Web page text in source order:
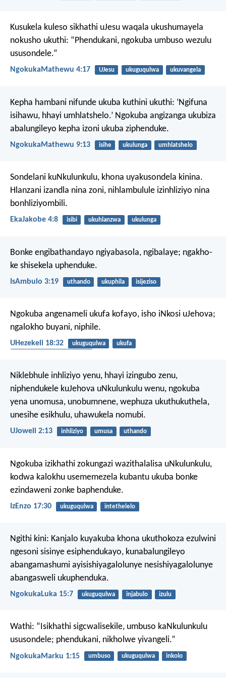
Kusukela kuleso sikhathi uJesu waqala ukushumayela
nokusho ukuthi: “Phendukani, ngokuba umbuso wezulu
ususondele.”
NgokukaMathewu 4:17 UJesu ukuguqulwa ukuvangela
Kepha hambani nifunde ukuba kuthini ukuthi: ‘Ngifuna
isihawu, hhayi umhlatshelo.’ Ngokuba angizanga ukubiza
abalungileyo kepha izoni ukuba ziphenduke.
NgokukaMathewu 9:13 isihe ukulunga umhlatshelo
Sondelani kuNkulunkulu, khona uyakusondela kinina.
Hlanzani izandla nina zoni, nihlambulule izinhliziyo nina
bonhliziyombili.
EkaJakobe 4:8 isibi ukuhlanzwa ukulunga
Bonke engibathandayo ngiyabasola, ngibalaye; ngakho-
ke shisekela uphenduke.
IsAmbulo 3:19 uthando ukuphila isijeziso
Ngokuba angenameli ukufa kofayo, isho iNkosi uJehova;
ngalokho buyani, niphile.
UHezekeli 18:32 ukuguqulwa
ukufa
Niklebhule inhliziyo yenu, hhayi izingubo zenu,
niphendukele kuJehova uNkulunkulu wenu, ngokuba
yena unomusa, unobumnene, wephuza ukuthukuthela,
unesihe esikhulu, uhawukela nomubi.
UJoweli 2:13 inhliziyo umusa uthando
Ngokuba izikhathi zokungazi wazithalalisa uNkulunkulu,
kodwa kalokhu usememezela kubantu ukuba bonke
ezindaweni zonke baphenduke.
IzEnzo 17:30 ukuguqulwa intethelelo
Ngithi kini: Kanjalo kuyakuba khona ukuthokoza ezulwini
ngesoni sisinye esiphendukayo, kunabalungileyo
abangamashumi ayisishiyagalolunye nesishiyagalolunye
abangasweli ukuphenduka.
NgokukaLuka 15:7 ukuguqulwa injabulo izulu
Wathi: “Isikhathi sigcwalisekile, umbuso kaNkulunkulu
ususondele; phendukani, nikholwe yivangeli.”
NgokukaMarku 1:15 umbuso ukuguqulwa inkolo